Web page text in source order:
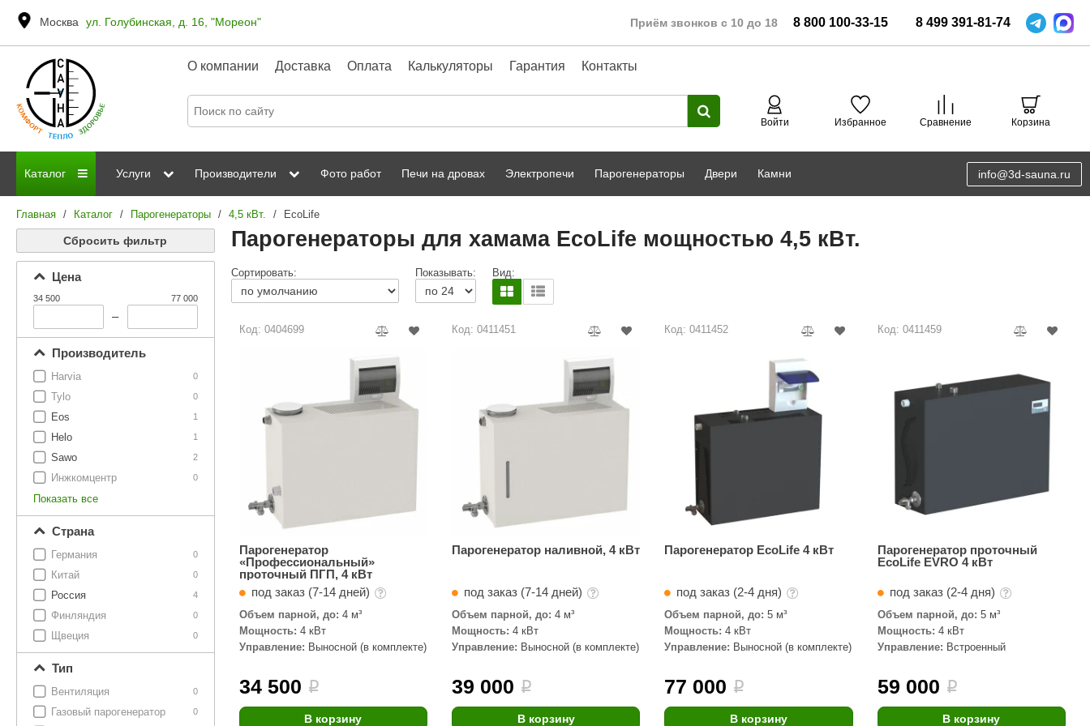
Москва ул. Голубинская, д. 16, "Мореон" Приём звонков с 10 до 18 8 800 100-33-15 8 499 391-81-74
О компании Доставка Оплата Калькуляторы Гарантия Контакты
Войти Избранное Сравнение Корзина
Каталог
Дровяные печи
Электрические печи
Камни для печей
Двери для сауны
Аксессуары
Ароматерапия
Аудио/Акустика
Освещение
Дерево для бани
Плитка из камня
Услуги
Сауны
ИК сауны
Производители
Grandis
Kastor Sawo
Steam and Water A-Panel Руспанель
SPA-Технология Сталь-Мастер
Иди в Баню Банные штучки
Spitzner
Mondex
Black Banya
Карельские легенды
TechHolland
IKI Tulikivi
Blumenberg WDT LUX ELEMENTS
HygroMatik Schiedel LANG’s
Kusaterm Craft Rohol Sentiotec
Maestro Woods
KERKES ProConHealth Baldus Kvimol
Фото работ Печи на дровах Электропечи Парогенераторы Двери Камни info@3d-sauna.ru
Главная / Каталог / Парогенераторы / 4,5 кВт. / EcoLife
Сбросить фильтр
Цена
34 500
–
77 000
Производитель
0
Harvia
0
Tylo
1
Eos
1
Helo
2
Sawo
0
Инжкомцентр
Показать все
Страна
0
Германия
0
Китай
4
Россия
0
Финляндия
0
Щвеция
Тип
0
Вентиляция
0
Газовый парогенератор
Парогенераторы для хамама EcoLife мощностью 4,5 кВт.
Сортировать: Показывать: Вид:
Код: 0404699
Парогенератор
«Профессиональный»
проточный ПГП, 4 кВт
под заказ (7-14 дней)
Объем парной, до: 4 м³
Мощность: 4 кВт
Управление: Выносной (в комплекте)
34 500 i
В корзину
Код: 0411451
Парогенератор наливной, 4 кВт
под заказ (7-14 дней)
Объем парной, до: 4 м³
Мощность: 4 кВт
Управление: Выносной (в комплекте)
39 000 i
В корзину
Код: 0411452
Парогенератор EcoLife 4 кВт
под заказ (2-4 дня)
Объем парной, до: 5 м³
Мощность: 4 кВт
Управление: Выносной (в комплекте)
77 000 i
В корзину
Код: 0411459
Парогенератор проточный
EcoLife EVRO 4 кВт
под заказ (2-4 дня)
Объем парной, до: 5 м³
Мощность: 4 кВт
Управление: Встроенный
59 000 i
В корзину